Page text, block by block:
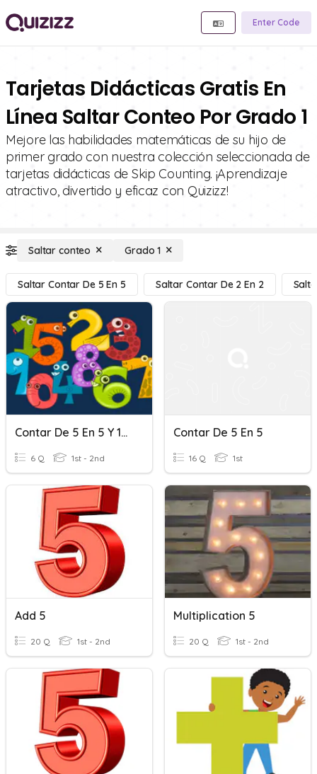
Enter Code
Tarjetas Didácticas Gratis En
Línea Saltar Conteo Por Grado 1
Mejore las habilidades matemáticas de su hijo de
primer grado con nuestra colección seleccionada de
tarjetas didácticas de Skip Counting. ¡Aprendizaje
atractivo, divertido y eficaz con Quizizz!
Saltar conteo Grado 1
Saltar Contar De 5 En 5 Saltar Contar De 2 En 2
Contar De 5 En 5 Y 10 En 10
6 Q 1st - 2nd
Contar De 5 En 5
16 Q 1st
Add 5
20 Q 1st - 2nd
Multiplication 5
20 Q 1st - 2nd